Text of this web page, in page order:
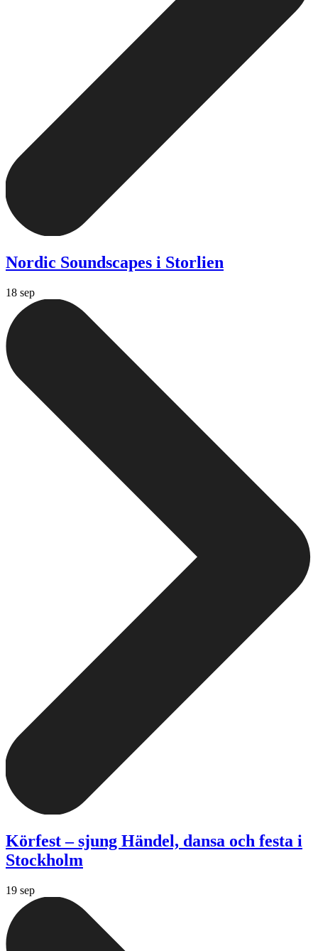
Nordic Soundscapes i Storlien
18 sep
Körfest – sjung Händel, dansa och festa i
Stockholm
19 sep